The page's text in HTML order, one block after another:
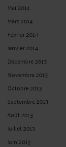
Mai 2014
Mars 2014
Février 2014
Janvier 2014
Décembre 2013
Novembre 2013
Octobre 2013
Septembre 2013
Août 2013
Juillet 2013
Juin 2013